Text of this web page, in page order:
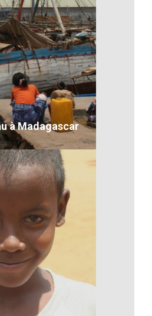
soleil malgache
à Madagascar